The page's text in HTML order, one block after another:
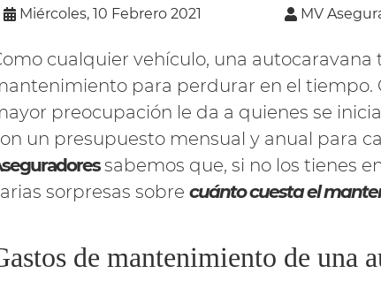
Miércoles, 10 Febrero 2021 MV
cualquier vehículo, una
para perdurar en el tiempo.
preocupación le da a quienes se
un presupuesto mensual y anual para
sabemos que, si no los tienes
sorpresas sobre cuánto cuesta el
de mantenimiento de una